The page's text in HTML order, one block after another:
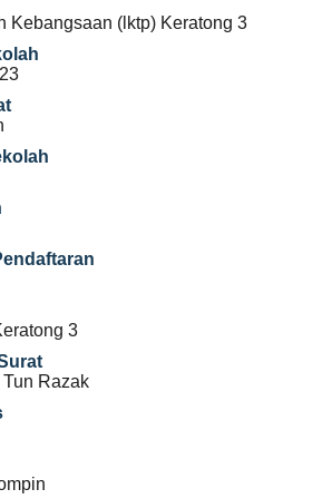
Kebangsaan (lktp) Keratong 3
3
Tun Razak